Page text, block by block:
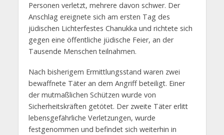
Personen verletzt, mehrere davon schwer. Der
Anschlag ereignete sich am ersten Tag des
jüdischen Lichterfestes Chanukka und richtete sich
gegen eine öffentliche jüdische Feier, an der
Tausende Menschen teilnahmen.
Nach bisherigem Ermittlungsstand waren zwei
bewaffnete Täter an dem Angriff beteiligt. Einer
der mutmaßlichen Schützen wurde von
Sicherheitskräften getötet. Der zweite Täter erlitt
lebensgefährliche Verletzungen, wurde
festgenommen und befindet sich weiterhin in